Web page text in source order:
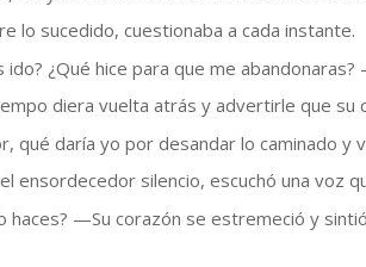
lo sucedido, cuestionaba a cada instante.
¿Qué hice para que me
diera vuelta atrás y advertirle que su
qué daría yo por desandar lo caminado y
ensordecedor silencio, escuchó una voz
haces? —Su corazón se estremeció y